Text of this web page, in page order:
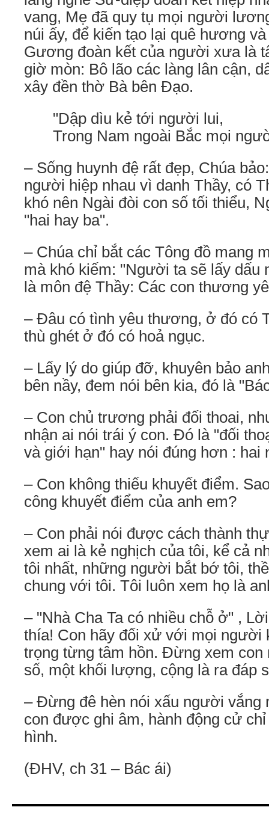
vang, Mẹ đã quy tụ mọi người
núi ấy, để kiến tạo lại quê hương
Gương đoàn kết của người xưa là
giờ mòn: Bô lão các làng lân cận,
xây đền thờ Bà bên Ðạo.
"Dập dìu kẻ tới người lui,
Trong Nam ngoài Bắc mọi
– Sống huynh đệ rất đẹp, Chúa
người hiệp nhau vì danh Thầy, có
khó nên Ngài đòi con số tối thiểu,
"hai hay ba".
– Chúa chỉ bắt các Tông đồ mang
mà khó kiếm: "Người ta sẽ lấy dấu
là môn đệ Thầy: Các con thương
– Ðâu có tình yêu thương, ở đó có
thù ghét ở đó có hoả ngục.
– Lấy lý do giúp đỡ, khuyên bảo
bên nầy, đem nói bên kia, đó là
– Con chủ trương phải đối thoai,
nhận ai nói trái ý con. Ðó là "đối
và giới hạn" hay nói đúng hơn : hai
– Con không thiếu khuyết điểm.
công khuyết điểm của anh em?
– Con phải nói được cách thành
xem ai là kẻ nghịch của tôi, kể cả
tôi nhất, những người bắt bớ tôi,
chung với tôi. Tôi luôn xem họ là
– "Nhà Cha Ta có nhiều chỗ ở" ,
thía! Con hãy đối xử với mọi người
trọng từng tâm hồn. Ðừng xem
số, một khối lượng, cộng là ra đáp
– Ðừng đê hèn nói xấu người vắng
con được ghi âm, hành động cử
hình.
(ÐHV, ch 31 – Bác ái)